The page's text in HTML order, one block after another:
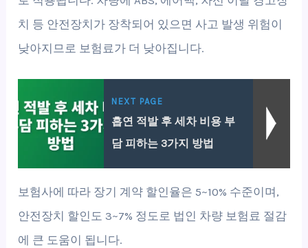
치 등 안전장치가 장착되어 있으면 사고 발생 위험이
낮아지므로 보험료가 더 낮아집니다.
NEXT PAGE
흡연 적발 후 세차 비용 부
담 피하는 3가지 방법
보험사에 따라 장기 계약 할인율은 5~10% 수준이며,
안전장치 할인도 3~7% 정도로 법인 차량 보험료 절감
에 큰 도움이 됩니다.